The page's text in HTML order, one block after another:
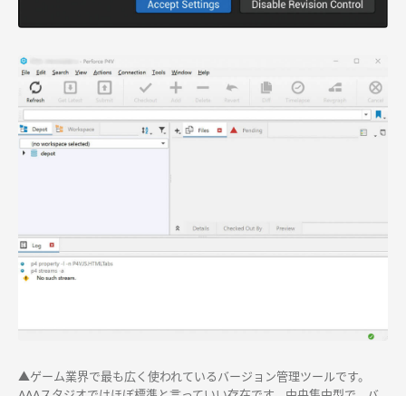
▲ゲーム業界で最も広く使われているバージョン管理ツールです。